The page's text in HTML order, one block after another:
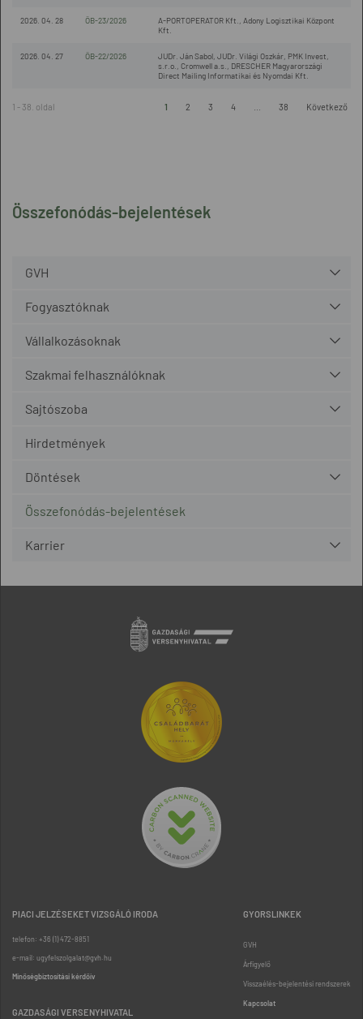
Összefonódás-bejelentések
GVH
Fogyasztóknak
Vállalkozásoknak
Szakmai felhasználóknak
Sajtószoba
Hirdetmények
Döntések
Összefonódás-bejelentések
Karrier
2026. 04. 28 ÖB-23/2026
A-PORTOPERATOR Kft., Adony Logisztikai Központ
Kft.
2026. 04. 27 ÖB-22/2026
JUDr. Ján Sabol, JUDr. Világi Oszkár, PMK Invest,
s.r.o., Cromwell a.s., DRESCHER Magyarországi
Direct Mailing Informatikai és Nyomdai Kft.
1 - 38. oldal 1 2 3 4 38 Következő
PIACI JELZÉSEKET VIZSGÁLÓ IRODA
telefon: +36 (1) 472-8851
e-mail: ugyfelszolgalat@gvh.hu
Minőségbiztosítási kérdőív
GAZDASÁGI VERSENYHIVATAL
GYORSLINKEK
GVH
Árfigyelő
Visszaélés-bejelentési rendszerek
Kapcsolat